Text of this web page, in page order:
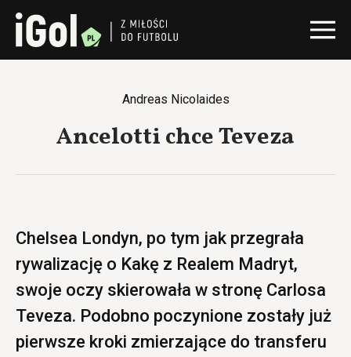
Andreas Nicolaides
Ancelotti chce Teveza
Chelsea Londyn, po tym jak przegrała
rywalizację o Kakę z Realem Madryt,
swoje oczy skierowała w stronę Carlosa
Teveza. Podobno poczynione zostały już
pierwsze kroki zmierzające do transferu